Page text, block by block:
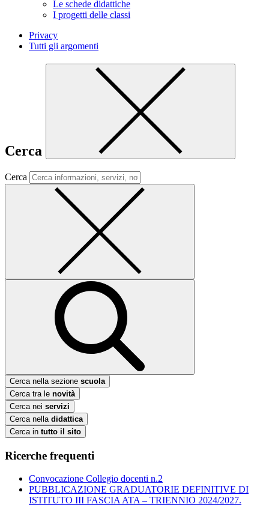
Le schede didattiche
I progetti delle classi
Privacy
Tutti gli argomenti
Cerca
Cerca
Cerca nella sezione scuola
Cerca tra le novità
Cerca nei servizi
Cerca nella didattica
Cerca in tutto il sito
Ricerche frequenti
Convocazione Collegio docenti n.2
PUBBLICAZIONE GRADUATORIE DEFINITIVE DI
ISTITUTO III FASCIA ATA – TRIENNIO 2024/2027.